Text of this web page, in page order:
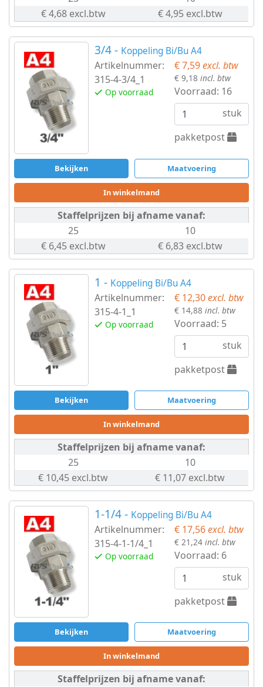
€ 4,68 excl.btw
€ 4,95 excl.btw
3/4 - Koppeling Bi/Bu A4
Artikelnummer:
315-4-3/4_1
Op voorraad
€ 7,59excl. btw
€ 9,18 incl. btw
Voorraad: 16
stuk
pakketpost
Bekijken Maatvoering
In winkelmand
Staffelprijzen bij afname vanaf:
25
10
€ 6,45 excl.btw
€ 6,83 excl.btw
1 - Koppeling Bi/Bu A4
Artikelnummer:
315-4-1_1
Op voorraad
€ 12,30excl. btw
€ 14,88 incl. btw
Voorraad: 5
stuk
pakketpost
Bekijken Maatvoering
In winkelmand
Staffelprijzen bij afname vanaf:
25
10
€ 10,45 excl.btw
€ 11,07 excl.btw
1-1/4 - Koppeling Bi/Bu A4
Artikelnummer:
315-4-1-1/4_1
Op voorraad
€ 17,56excl. btw
€ 21,24 incl. btw
Voorraad: 6
stuk
pakketpost
Bekijken Maatvoering
In winkelmand
Staffelprijzen bij afname vanaf: